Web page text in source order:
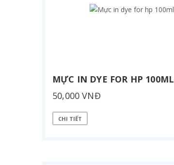
MỰC IN DYE FOR HP 100ML
50,000 VNĐ
CHI TIẾT